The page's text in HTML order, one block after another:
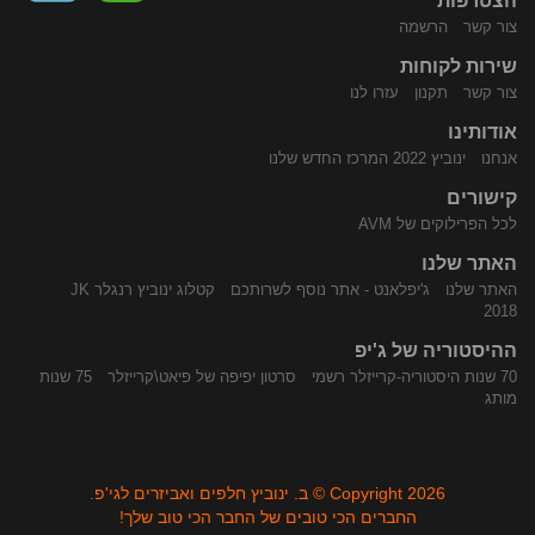
צור קשר הרשמה
שירות לקוחות
צור קשר תקנון עזרו לנו
אודותינו
אנחנו ינוביץ 2022 המרכז החדש שלנו
קישורים
לכל הפרילוקים של AVM
האתר שלנו
האתר שלנו ג'יפלאנט - אתר נוסף לשרותכם
קטלוג ינוביץ רנגלר JK
2018
ההיסטוריה של ג'יפ
70 שנות היסטוריה-קרייזלר רשמי סרטון יפיפה של פיאט\קרייזלר
75 שנות
מותג
Copyright 2026 © ב. ינוביץ חלפים ואביזרים לגי'פ.
החברים הכי טובים של החבר הכי טוב שלך!